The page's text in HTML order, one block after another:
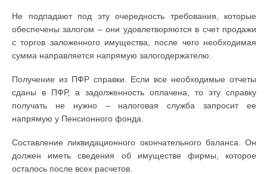
Не подпадают под эту очередность требования, которые
обеспечены залогом – они удовлетворяются в счет продажи
с торгов заложенного имущества, после чего необходимая
сумма направляется напрямую залогодержателю.
Получение из ПФР справки. Если все необходимые отчеты
сданы в ПФР, а задолженность оплачена, то эту справку
получать не нужно – налоговая служба запросит ее
напрямую у Пенсионного фонда.
Составление ликвидационного окончательного баланса. Он
должен иметь сведения об имуществе фирмы, которое
осталось после всех расчетов.